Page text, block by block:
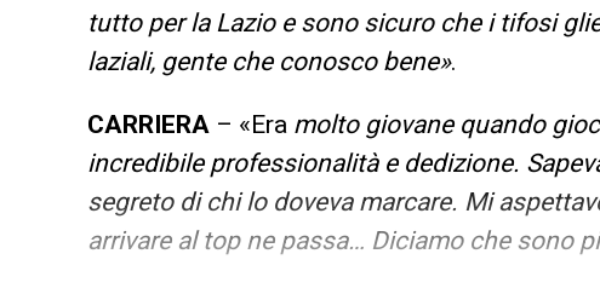
tutto per la Lazio e sono sicuro che i tifosi
laziali, gente che conosco bene».
CARRIERA – «Era molto giovane quando
incredibile professionalità e dedizione.
segreto di chi lo doveva marcare. Mi
arrivare al top ne passa… Diciamo che sono